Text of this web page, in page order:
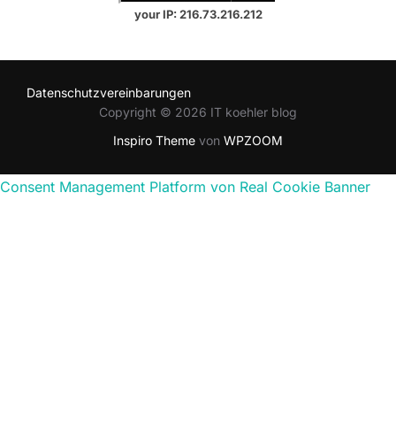
your IP: 216.73.216.212
Datenschutzvereinbarungen
Copyright © 2026 IT koehler blog
Inspiro Theme von WPZOOM
Consent Management Platform von Real Cookie Banner